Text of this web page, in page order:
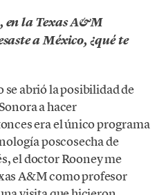
en la Texas A&M
a México, ¿qué te
abrió la posibilidad de
a hacer
era el único programa
poscosecha de
el doctor Rooney me
A&M como profesor